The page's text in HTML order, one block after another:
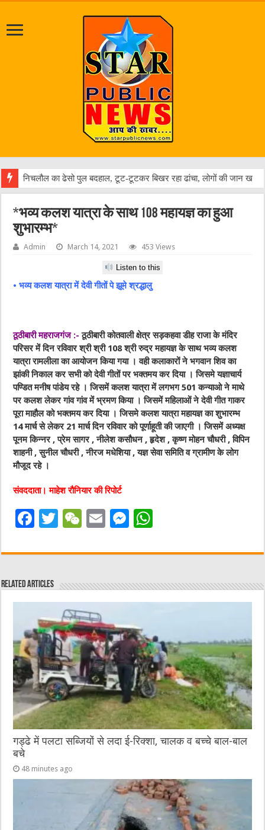
जलभर
*भव्य कलश यात्रा के साथ 108 महायज्ञ का हुआ
शुभारम्भ*
Admin March 14, 2021 453 Views
Listen to this
• भव्य कलश यात्रा में देवी गीतों पे झूमे श्रद्धालु
ठूठीबारी महराजगंज :- ठूठीबारी कोतवाली क्षेत्र सड़कहवा डीह राजा के मंदिर
परिसर में दिन रविवार श्री श्री 108 श्री रुद्र महायज्ञ के साथ भव्य कलश
यात्रा रामलीला का आयोजन किया गया । वही कलाकारों ने भगवान शिव का
झांकी निकाल कर सभी को देवी गीतों पर भक्तमय कर दिया । जिसमे यज्ञाचार्य
पण्डित मनीष पांडेय रहे । जिसमें कलश यात्रा में लगभग 501 कन्याओ ने माथे
पर कलश लेकर गांव गांव में भ्रमण किया । जिसमें महिलाओं ने देवी गीत गाकर
पूरा माहौल को भक्तमय कर दिया । जिसमे कलश यात्रा महायज्ञ का शुभारम्भ
14 मार्च से लेकर 21 मार्च दिन रविवार को पूर्णाहूती की जाएगी । जिसमें अध्यक्ष
पूनम किन्नर , प्रेम सागर , नीलेश कसौधन , हृदेश , कृष्ण मोहन चौधरी , विपिन
शाहनी , सुनील चौधरी , नीरज मधेशिया , यज्ञ सेवा समिति व ग्रामीण के लोग
मौजूद रहे ।
संवददाता। माहेश रौनियार की रिपोर्ट
F
c
e
b
o
o
k
T
it
r
W
C
at
E
ai
M
ss
n
er
at
A
p
Related Articles
गड्ढे में पलटा सब्जियों से लदा ई-रिक्शा, चालक व बच्चे बाल-बाल
बचे
48 minutes ago